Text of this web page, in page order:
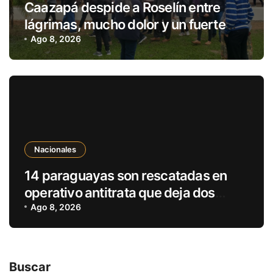
Caazapá despide a Roselín entre
lágrimas, mucho dolor y un fuerte
pedido de justicia
Ago 8, 2026
Nacionales
14 paraguayas son rescatadas en
operativo antitrata que deja dos
detenidos en Brasil
Ago 8, 2026
Buscar